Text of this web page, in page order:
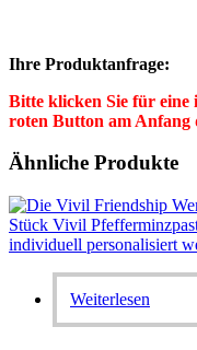
Ihre Produktanfrage:
Bitte klicken Sie für
roten Button am Anfang
Ähnliche Produkte
Weiterlesen